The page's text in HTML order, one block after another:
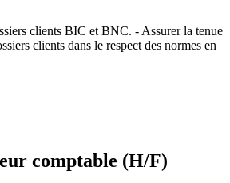
clients BIC et BNC. - Assurer la tenue
clients dans le respect des normes en
comptable (H/F)